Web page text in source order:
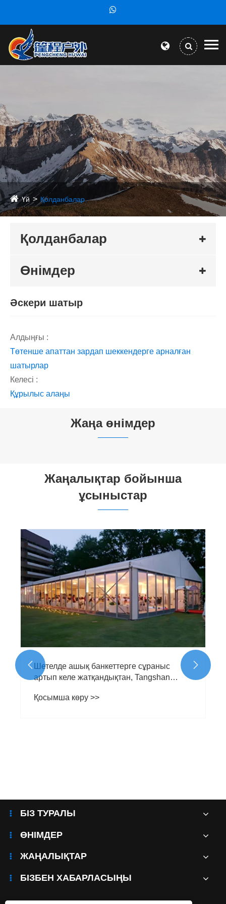
Үй Қолданбалар
Қолданбалар
Өнімдер
Әскери шатыр
Алдыңғы :
Төтенше апаттан зардап шеккендерге арналған
шатырлар
Келесі :
Құрылыс алаңы
Жаңа өнімдер
Жаңалықтар бойынша
ұсыныстар
Tangshan Pengcheng сыртқы көмек
шатырлары Таяу Шығысқа сәтті
экспортталды
Қосымша көру >>
 
БІЗ ТУРАЛЫ
ӨНІМДЕР
ЖАҢАЛЫҚТАР
БІЗБЕН ХАБАРЛАСЫҢЫ